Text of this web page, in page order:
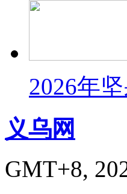
2026年
义乌网
GMT+8,